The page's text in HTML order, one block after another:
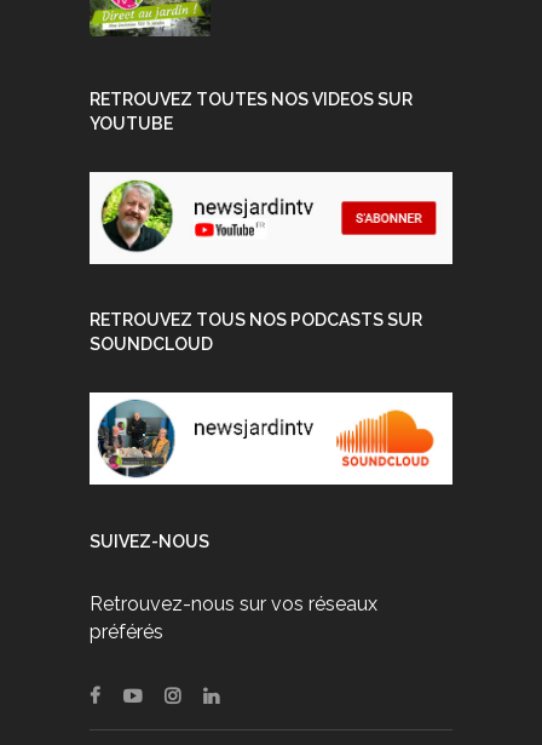
RETROUVEZ TOUTES NOS VIDEOS SUR
YOUTUBE
RETROUVEZ TOUS NOS PODCASTS SUR
SOUNDCLOUD
SUIVEZ-NOUS
Retrouvez-nous sur vos réseaux
préférés